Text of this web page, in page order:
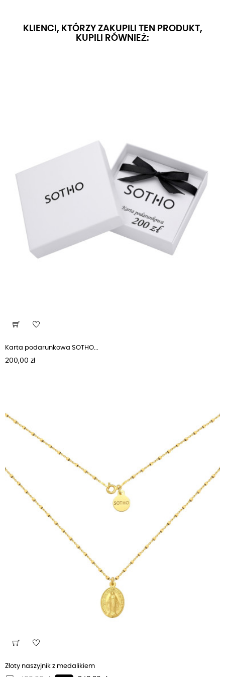
KLIENCI, KTÓRZY ZAKUPILI TEN PRODUKT,
KUPILI RÓWNIEŻ:
Karta podarunkowa SOTHO...
Cena
200,00 zł
Złoty naszyjnik z medalikiem